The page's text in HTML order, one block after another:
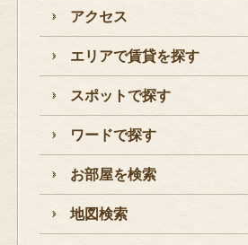
アクセス
エリアで賃貸を探す
スポットで探す
ワードで探す
お部屋を検索
地図検索